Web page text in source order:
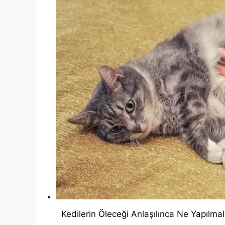
Kedilerin Öleceği Anlaşılınca Ne